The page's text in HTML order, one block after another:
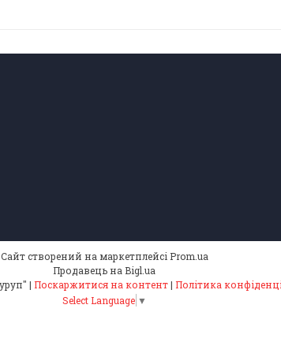
Сайт створений на маркетплейсі Prom.ua
Продавець на Bigl.ua
Інтернет-магазин "Шуруп" | Поскаржитися на контент| Політика
Select Language ▼